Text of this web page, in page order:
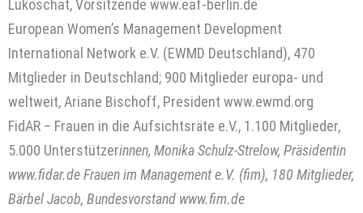
Lukoschat, Vorsitzende www.eaf-berlin.de
European Women’s Management Development
International Network e.V. (EWMD Deutschland), 470
Mitglieder in Deutschland; 900 Mitglieder europa- und
weltweit, Ariane Bischoff, President www.ewmd.org
FidAR – Frauen in die Aufsichtsräte e.V., 1.100 Mitglieder,
5.000 Unterstützerinnen, Monika Schulz-Strelow, Präsidentin
www.fidar.de Frauen im Management e.V. (fim), 180 Mitglieder,
Bärbel Jacob, Bundesvorstand www.fim.de